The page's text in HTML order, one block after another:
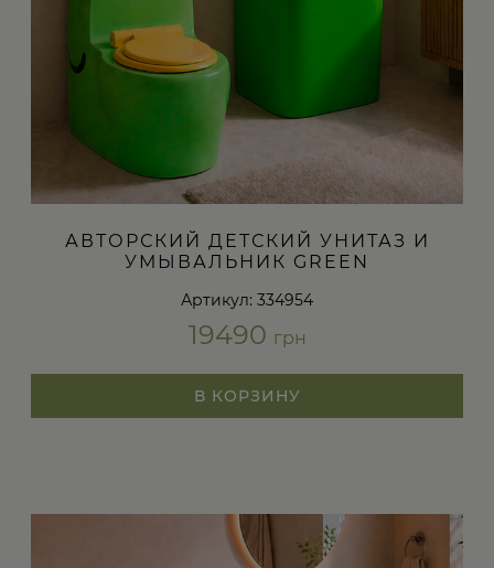
АВТОРСКИЙ ДЕТСКИЙ УНИТАЗ И
УМЫВАЛЬНИК GREEN
Артикул: 334954
19490 грн
В КОРЗИНУ